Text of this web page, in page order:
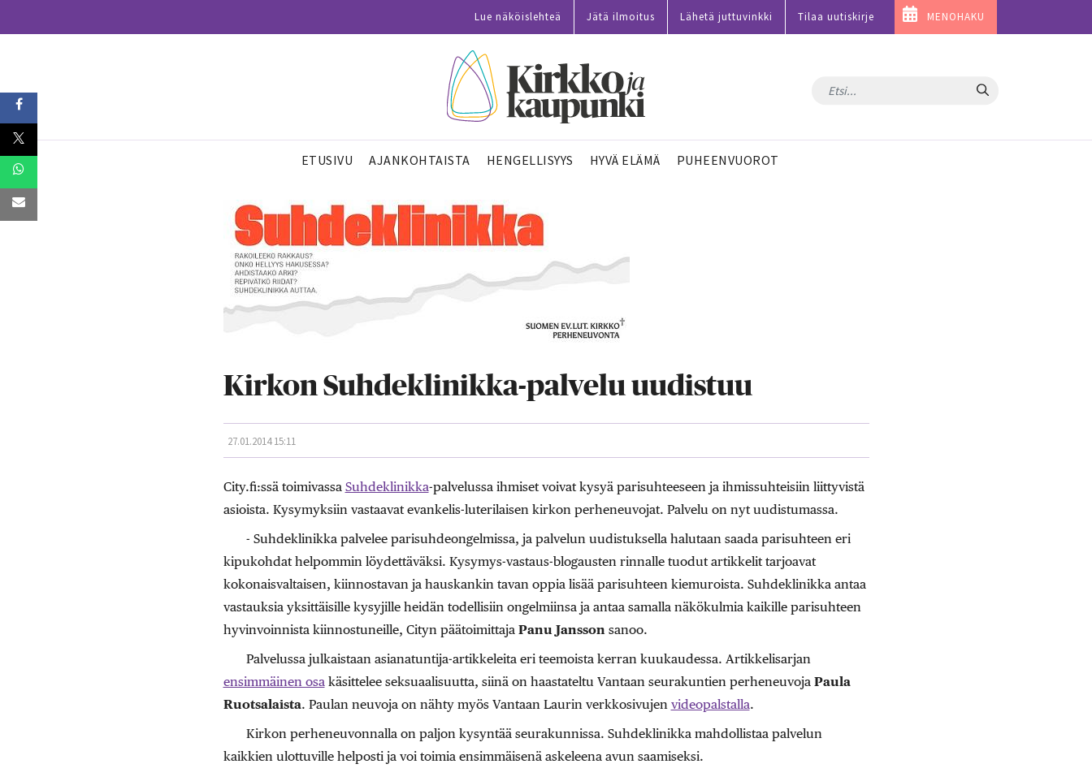
Lue näköislehteä Jätä ilmoitus Lähetä juttuvinkki Tilaa uutiskirje MENOHAKU
Hae
ETUSIVU AJANKOHTAISTA HENGELLISYYS HYVÄ ELÄMÄ PUHEENVUOROT
Kirkon Suhdeklinikka-palvelu uudistuu
27.01.2014 15:11
City.fi:ssä toimivassa Suhdeklinikka-palvelussa ihmiset voivat kysyä parisuhteeseen ja ihmissuhteisiin liittyvistä
asioista. Kysymyksiin vastaavat evankelis-luterilaisen kirkon perheneuvojat. Palvelu on nyt uudistumassa.
- Suhdeklinikka palvelee parisuhdeongelmissa, ja palvelun uudistuksella halutaan saada parisuhteen eri
kipukohdat helpommin löydettäväksi. Kysymys-vastaus-blogausten rinnalle tuodut artikkelit tarjoavat
kokonaisvaltaisen, kiinnostavan ja hauskankin tavan oppia lisää parisuhteen kiemuroista. Suhdeklinikka antaa
vastauksia yksittäisille kysyjille heidän todellisiin ongelmiinsa ja antaa samalla näkökulmia kaikille parisuhteen
hyvinvoinnista kiinnostuneille, Cityn päätoimittaja Panu Janssonsanoo.
Palvelussa julkaistaan asianatuntija-artikkeleita eri teemoista kerran kuukaudessa. Artikkelisarjan
ensimmäinen osakäsittelee seksuaalisuutta, siinä on haastateltu Vantaan seurakuntien perheneuvoja Paula
Ruotsalaista. Paulan neuvoja on nähty myös Vantaan Laurin verkkosivujen videopalstalla.
Kirkon perheneuvonnalla on paljon kysyntää seurakunnissa. Suhdeklinikka mahdollistaa palvelun
kaikkien ulottuville helposti ja voi toimia ensimmäisenä askeleena avun saamiseksi.